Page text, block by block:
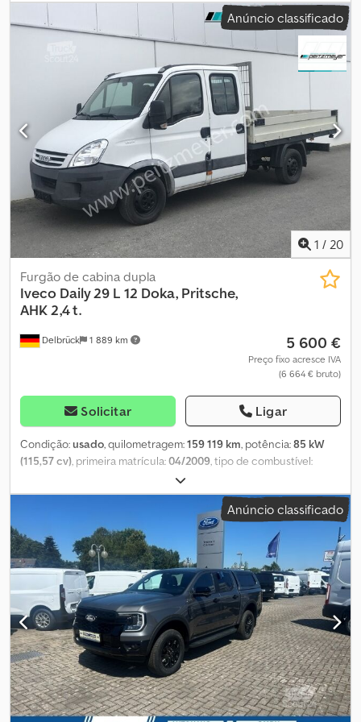
branco, cabina do condutor:outro, tipo de engrenagem:
mecânico
, classe de emissão: , número de lugares:6,
Equipamento:ABS, acoplamento de reboque, airbag, ar
condicionado, computador de bordo, controlo de tração,
controlo de velocidade de cruzeiro, direção assistida, fecho
centralizado, filtro de partículas, garantia para veículos
usados, porta deslizante, programa eletrónico de estabilidade
(ESP), sensores de estacionamento, sistema de navegação,
Exterior * Engate de reboque Outros * CITY CONNECT PACK *
Branco Caulim * Removível sem ferramentas * Porta de correr
manual à direita e à esquerda * Tecido Curitiba Dcodpszf Dx Sefx
Afkek * WORKSITE PACK
Anúncio classificado
1 / 20
Delbrück 1 889 km
Furgão de cabina dupla
Iveco Daily 29 L 12 Doka, Pritsche,
AHK 2,4 t.
5 600 €
Preço fixo acresce IVA
(6 664 € bruto)
Solicitar Ligar
Condição:usado, quilometragem:159 119 km, potência:85 kW
(115,57 cv), primeira matrícula:04/2009, tipo de combustível:
, peso máximo de carga:
peso total:3 300 kg, tamanho do pneu:215 / 65 R 16,
, distância entre eixos:3 350 mm,
próxima inspeção (TÜV):01/2025 , cor:branco
, cabina do
condutor: outro, tipo de engrenagem:mecânico
, classe de
emissão:Euro 3, suspensão:aço, número de lugares:3
, volume do
espaço de carga:2 m³, comprimento do espaço de carga:2 810
mm, largura do espaço de carga:2 087 mm, altura do espaço de
carga:400 mm, dimensão do pneu dianteiro:215 / 65 R 16,
tamanho do pneu traseiro:215 / 65 R 16, Equipamento:ABS,
acoplamento de reboque, Norma de emissões Euro 3, rádio,
banco duplo do passageiro, caixa de câmbio manual de 5
velocidades, suspensão por feixe de molas, tomada de reboque
de 13 pinos, porta traseira do compartimento de carga à direita
com janela deslizante, porta traseira do compartimento de carga
Anúncio classificado